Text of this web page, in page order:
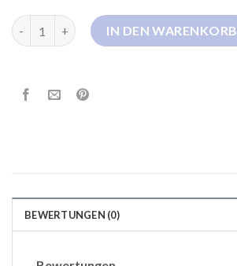
colmar winterjacke MengeIN DEN WARENKORB
BEWERTUNGEN (0)